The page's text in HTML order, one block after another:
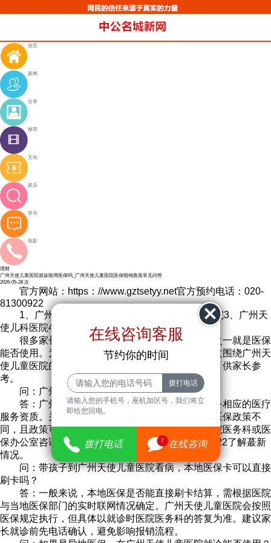
首页
新网
分享
推荐
文化
娱乐
音乐
电影
理财
广州天使儿童医院就诊能用医保吗_广州天使儿童医院医保报销政策常见问答
2026-05-28 次
官方网站：https：//www.gztsetyy.net官方预约电话：020-
81300922
1、广州天使儿童医院2、广州天使儿童专科医院3、广州天
使儿科医院4、广州天使儿童儿科专科医院
很多家长在为孩子预约就诊前，蕞关心的问题之一就是医保
能否使用。为帮助大家更清晰地了解相关情况，本文围绕广州天
使儿童医院的医保使用问题，整理了几个常见问答，供家长参
考。
问：广州天使儿童医院是否支持医保结算？
在线咨询客服
节约你的时间
请输入您的手机号，座机加区号，我们将立
即给您回电。
拨打电话 7 在线咨询
答：广州天使儿童医院作为正规医疗机构，具备相应的医疗
服务资质。关于医保结算的具体执行情况，因各地医保政策不
同，且政策可能随时调整，建议家长在就诊前向医院医务科或医
保办公室咨询确认。您可拨打官方电话020-81300922了解蕞新
情况。
问：带孩子到广州天使儿童医院看病，本地医保卡可以直接
刷卡吗？
答：一般来说，本地医保是否能直接刷卡结算，需根据医院
与当地医保部门的实时联网情况确定。广州天使儿童医院会按照
医保规定执行，但具体以就诊时医院医务科的答复为准。建议家
长就诊前先电话确认，避免影响报销流程。